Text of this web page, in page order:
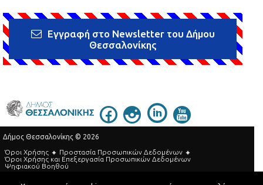
Εγγραφή στο Newsletter του Δήμου
Θεσσαλονίκης
Δήμος Θεσσαλονίκης © 2026
Όροι Χρήσης
Προστασία Προσωπικών Δεδομένων
Όροι Xρήσης και Eπεξεργασία Προσωπικών Δεδομένων
Ψηφιακού Βοηθού
Τηλεφωνικός Κατάλογος